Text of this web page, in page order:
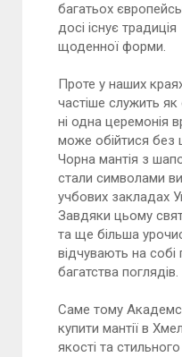
багатьох
досі існує
щоденної форми.
Проте у наших
частіше служить як
ні одна церемонія
може обійтися без
Чорна мантія з
стали символами
учбових закладах
Завдяки цьому
та ще більша
відчувають на собі
багатства поглядів.
Саме тому
купити мантії в
якості та